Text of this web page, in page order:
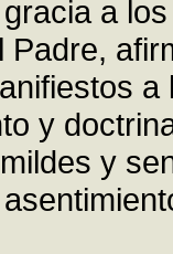
a
Padre,
y
y